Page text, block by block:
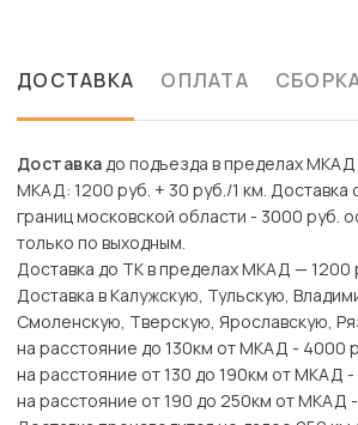
ДОСТАВКА ОПЛАТА
Доставкадо подъезда в пределах МКАД
МКАД: 1200 руб. + 30 руб./1 км.
границ московской области - 3000 руб.
только по выходным.
Доставка до ТК в пределах МКАД — 1200
Доставка в Калужскую, Тульскую,
Смоленскую, Тверскую, Ярославскую,
на расстояние до 130км от МКАД - 4000
на расстояние от 130 до 190км от МКАД
на расстояние от 190 до 250км от МКАД